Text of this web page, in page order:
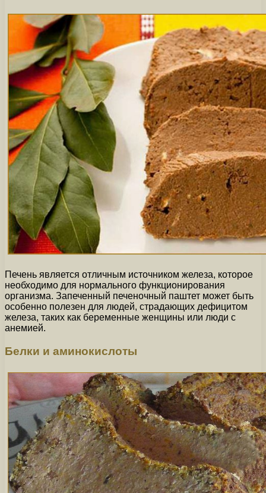
Печень является отличным источником железа, которое
необходимо для нормального функционирования
организма. Запеченный печеночный паштет может быть
особенно полезен для людей, страдающих дефицитом
железа, таких как беременные женщины или люди с
анемией.
Белки и аминокислоты